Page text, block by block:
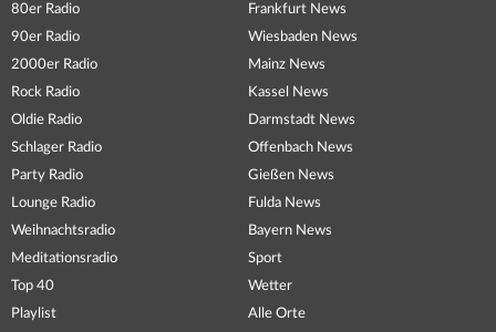
80er Radio
90er Radio
2000er Radio
Rock Radio
Oldie Radio
Schlager Radio
Party Radio
Lounge Radio
Weihnachtsradio
Meditationsradio
Top 40
Playlist
Frankfurt News
Wiesbaden News
Mainz News
Kassel News
Darmstadt News
Offenbach News
Gießen News
Fulda News
Bayern News
Sport
Wetter
Alle Orte